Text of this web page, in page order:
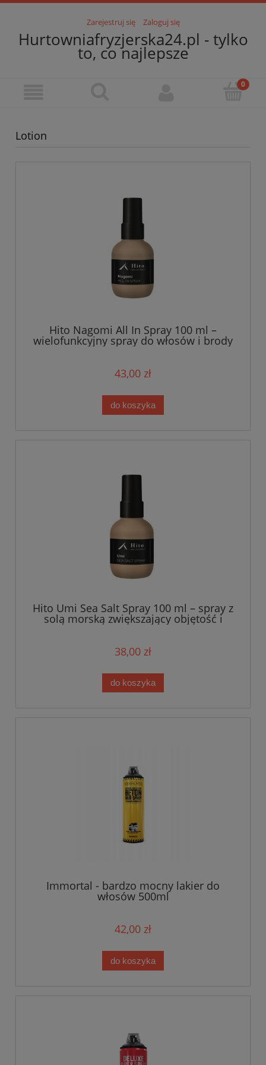
Zarejestruj się Zaloguj się
Hurtowniafryzjerska24.pl - tylko
to, co najlepsze
Lotion
Hito Nagomi All In Spray 100 ml –
wielofunkcyjny spray do włosów i brody
43,00 zł
do koszyka
Hito Umi Sea Salt Spray 100 ml – spray z
solą morską zwiększający objętość i
teksturę włosów
38,00 zł
do koszyka
Immortal - bardzo mocny lakier do
włosów 500ml
42,00 zł
do koszyka